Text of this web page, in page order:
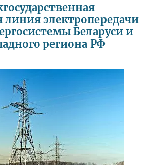
линия электропередачи
Беларуси и
региона РФ